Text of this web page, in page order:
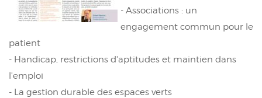
- Associations : un
engagement commun pour le
patient
- Handicap, restrictions d'aptitudes et maintien dans
l'emploi
- La gestion durable des espaces verts